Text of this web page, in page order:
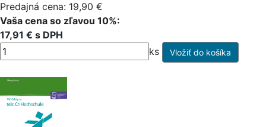
Predajná cena: 19,90 €
Vaša cena so zľavou 10%:
17,91 € s DPH
ks